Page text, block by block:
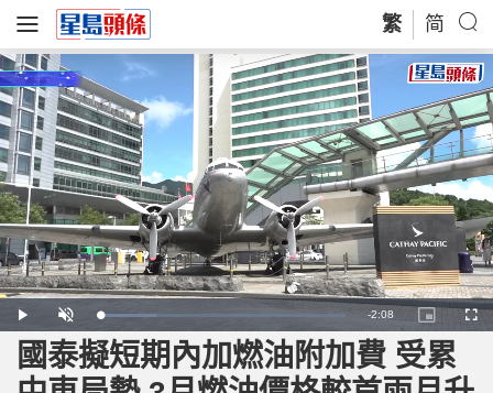
繁 简
P
l
a
y
U
n
m
u
t
e
L
o
a
d
e
d
:
R
e
m
-2:08
P
i
c
u
r
e
F
u
r
國泰擬短期內加燃油附加費 受累